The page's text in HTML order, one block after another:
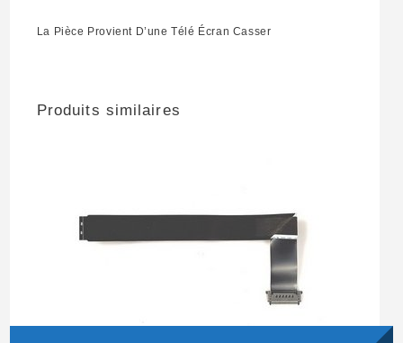
La Pièce Provient D’une Télé Écran Casser
Produits similaires